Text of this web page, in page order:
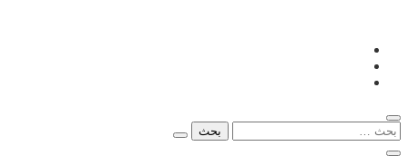
Skip
content
البحث